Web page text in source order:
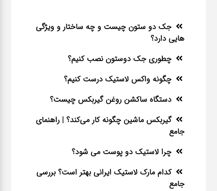
جک دو ستون چیست و چه ساختار و ویژگی
هایی دارد؟
چطوری جک دوستون نصب کنیم؟
چگونه واکس لاستیک درست کنیم؟
دستگاه ساکشن روغن گیربکس چیست؟
گیربکس ماشین چگونه کار می‌کند؟ | راهنمای
جامع
چرا لاستیک دو پوست می شود؟
کدام مارک لاستیک ایرانی بهتر است؟ بررسی
جامع